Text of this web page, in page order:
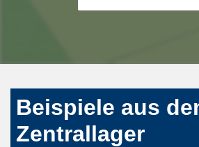
Beispiele aus
Zentrallager